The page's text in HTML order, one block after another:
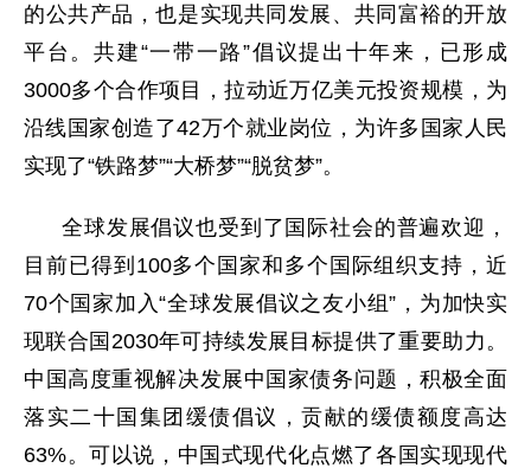
的公共产品，也是实现共同发展、共同富裕的开放
平台。共建“一带一路”倡议提出十年来，已形成
3000多个合作项目，拉动近万亿美元投资规模，为
沿线国家创造了42万个就业岗位，为许多国家人民
实现了“铁路梦”“大桥梦”“脱贫梦”。
全球发展倡议也受到了国际社会的普遍欢迎，
目前已得到100多个国家和多个国际组织支持，近
70个国家加入“全球发展倡议之友小组”，为加快实
现联合国2030年可持续发展目标提供了重要助力。
中国高度重视解决发展中国家债务问题，积极全面
落实二十国集团缓债倡议，贡献的缓债额度高达
63%。可以说，中国式现代化点燃了各国实现现代